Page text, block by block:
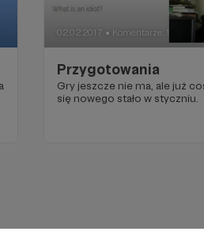
02.02.2017 ● Komentarze: 1
Przygotowania
Gry jeszcze nie ma, ale już
się nowego stało w styczniu.